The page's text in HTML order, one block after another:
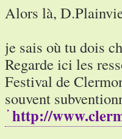
Alors là,
je sais où tu dois
Regarde ici les
Festival de
souvent
http://